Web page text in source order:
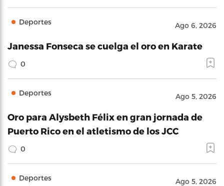
Deportes Ago 6, 2026
Janessa Fonseca se cuelga el oro en Karate
0
Deportes Ago 5, 2026
Oro para Alysbeth Félix en gran jornada de
Puerto Rico en el atletismo de los JCC
0
Deportes Ago 5, 2026